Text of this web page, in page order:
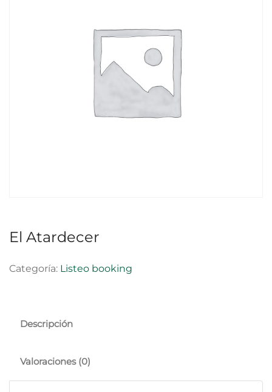
El Atardecer
Categoría: Listeo booking
Descripción
Valoraciones (0)